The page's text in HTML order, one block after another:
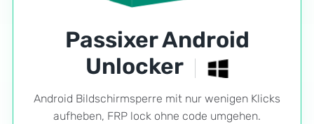
Passixer Android
Unlocker
Android Bildschirmsperre mit nur wenigen Klicks
aufheben, FRP lock ohne code umgehen.